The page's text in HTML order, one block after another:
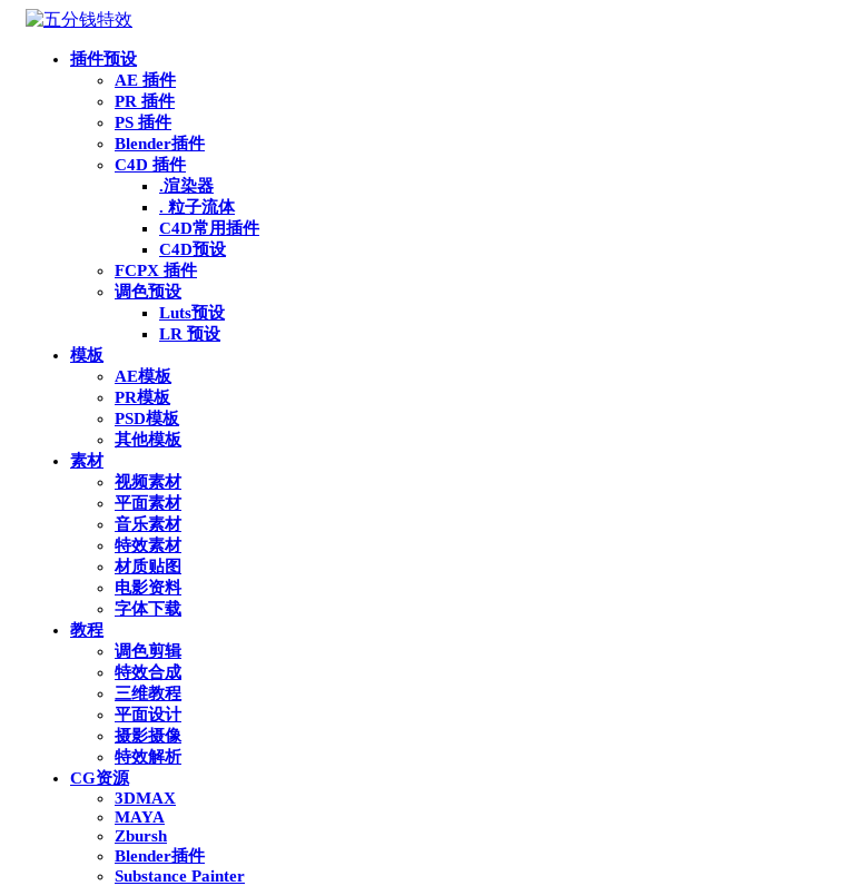
插件预设
AE 插件
PR 插件
PS 插件
Blender插件
C4D 插件
.渲染器
. 粒子流体
C4D常用插件
C4D预设
FCPX 插件
调色预设
Luts预设
LR 预设
模板
AE模板
PR模板
PSD模板
其他模板
素材
视频素材
平面素材
音乐素材
特效素材
材质贴图
电影资料
字体下载
教程
调色剪辑
特效合成
三维教程
平面设计
摄影摄像
特效解析
CG资源
3DMAX
MAYA
Zbursh
Blender插件
Substance Painter